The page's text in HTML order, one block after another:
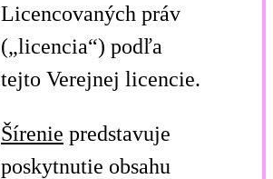
Licencovaných práv
(„licencia“) podľa
tejto Verejnej licencie.
Šírenie predstavuje
poskytnutie obsahu